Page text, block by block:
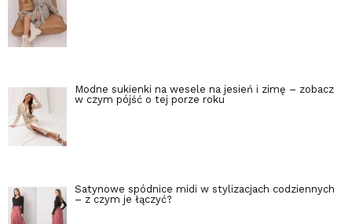
Modne sukienki na wesele na jesień i zimę – zobacz
w czym pójść o tej porze roku
Satynowe spódnice midi w stylizacjach codziennych
– z czym je łączyć?